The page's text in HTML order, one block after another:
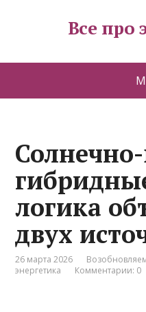
Все про
логика
двух
26 марта 2026
энергетика
Комментарии: 0